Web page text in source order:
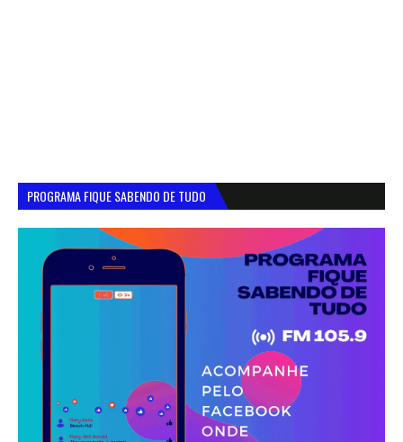
PROGRAMA FIQUE SABENDO DE TUDO